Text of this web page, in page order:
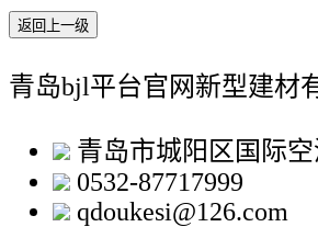
返回上一级
青岛bjl平台官网新型建材
青岛市城阳区国际
0532-87717999
qdoukesi@126.com